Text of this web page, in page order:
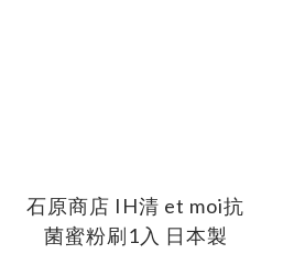
石原商店 IH清 et moi抗
菌蜜粉刷1入 日本製